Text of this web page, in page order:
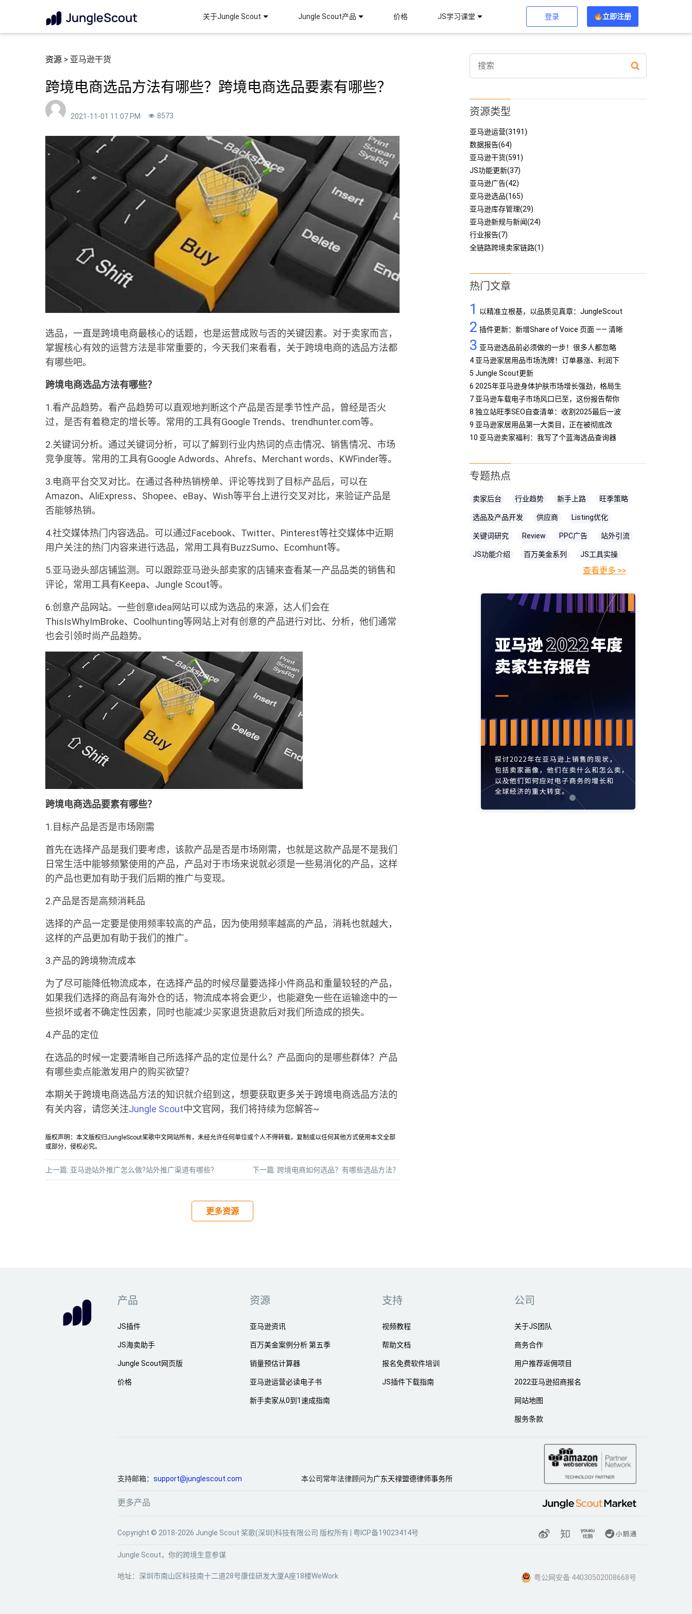
关于Jungle Scout Jungle Scout产品 价格 JS学习课堂 登录 立即注册
资源 > 亚马逊干货
跨境电商选品方法有哪些？跨境电商选品要素有哪些？
2021-11-01 11:07 PM 8573
选品，一直是跨境电商最核心的话题，也是运营成败与否的关键因素。对于卖家而言，
掌握核心有效的运营方法是非常重要的，今天我们来看看，关于跨境电商的选品方法都
有哪些吧。
跨境电商选品方法有哪些？
1.看产品趋势。看产品趋势可以直观地判断这个产品是否是季节性产品，曾经是否火
过，是否有着稳定的增长等。常用的工具有Google Trends、trendhunter.com等。
2.关键词分析。通过关键词分析，可以了解到行业内热词的点击情况、销售情况、市场
竞争度等。常用的工具有Google Adwords、Ahrefs、Merchant words、KWFinder等。
3.电商平台交叉对比。在通过各种热销榜单、评论等找到了目标产品后，可以在
Amazon、AliExpress、Shopee、eBay、Wish等平台上进行交叉对比，来验证产品是
否能够热销。
4.社交媒体热门内容选品。可以通过Facebook、Twitter、Pinterest等社交媒体中近期
用户关注的热门内容来进行选品，常用工具有BuzzSumo、Ecomhunt等。
5.亚马逊头部店铺监测。可以跟踪亚马逊头部卖家的店铺来查看某一产品品类的销售和
评论，常用工具有Keepa、Jungle Scout等。
6.创意产品网站。一些创意idea网站可以成为选品的来源，达人们会在
ThisIsWhyImBroke、Coolhunting等网站上对有创意的产品进行对比、分析，他们通常
也会引领时尚产品趋势。
跨境电商选品要素有哪些？
1.目标产品是否是市场刚需
首先在选择产品是我们要考虑，该款产品是否是市场刚需，也就是这款产品是不是我们
日常生活中能够频繁使用的产品，产品对于市场来说就必须是一些易消化的产品，这样
的产品也更加有助于我们后期的推广与变现。
2.产品是否是高频消耗品
选择的产品一定要是使用频率较高的产品，因为使用频率越高的产品，消耗也就越大，
这样的产品更加有助于我们的推广。
3.产品的跨境物流成本
为了尽可能降低物流成本，在选择产品的时候尽量要选择小件商品和重量较轻的产品，
如果我们选择的商品有海外仓的话，物流成本将会更少，也能避免一些在运输途中的一
些损坏或者不确定性因素，同时也能减少买家退货退款后对我们所造成的损失。
4.产品的定位
在选品的时候一定要清晰自己所选择产品的定位是什么？产品面向的是哪些群体？产品
有哪些卖点能激发用户的购买欲望？
本期关于跨境电商选品方法的知识就介绍到这，想要获取更多关于跨境电商选品方法的
有关内容，请您关注Jungle Scout中文官网，我们将持续为您解答~
版权声明：本文版权归JungleScout桨歌中文网站所有，未经允许任何单位或个人不得转载，复制或以任何其他方式使用本文全部
或部分，侵权必究。
上一篇: 亚马逊站外推广怎么做?站外推广渠道有哪些? 下一篇: 跨境电商如何选品？有哪些选品方法？
更多资源
资源类型
亚马逊运营(3191)
数据报告(64)
亚马逊干货(591)
JS功能更新(37)
亚马逊广告(42)
亚马逊选品(165)
亚马逊库存管理(29)
亚马逊新规与新闻(24)
行业报告(7)
全链路跨境卖家链路(1)
热门文章
1
以精准立根基，以品质见真章：JungleScout
定义亚马逊工具专业标杆
2 插件更新：新增Share of Voice 页面 —— 清晰
呈现品牌竞争格局
3 亚马逊选品前必须做的一步！很多人都忽略
了…
4 亚马逊家居用品市场洗牌！订单暴涨、利润下
5 Jungle Scout更新
6 2025年亚马逊身体护肤市场增长强劲，格局生
7 亚马逊车载电子市场风口已至，这份报告帮你
抢占先机
8 独立站旺季SEO自查清单：收割2025最后一波
9 亚马逊家居用品第一大类目，正在被彻底改
10 亚马逊卖家福利：我写了个蓝海选品查询器
专题热点
卖家后台 行业趋势 新手上路 旺季策略
选品及产品开发 供应商 Listing优化
关键词研究 Review PPC广告 站外引流
JS功能介绍 百万美金系列 JS工具实操
亚马逊直播
cpc广告 亚马逊物流
亚马逊精铺
亚马逊变体 亚马逊主图 亚马逊账号
亚马逊流量 亚马逊库存 亚马逊跟卖
亚马逊瑞典站
亚马逊品牌备案 亚马逊运营直播
亚马逊优惠券 亚马逊ASIN listing优化
亚马逊主题 差评 亚马逊排名 关键词
listing 爆款最新
查看更多 >>
产品
JS插件
JS海卖助手
Jungle Scout网页版
价格
资源
亚马逊资讯
百万美金案例分析 第五季
销量预估计算器
亚马逊运营必读电子书
新手卖家从0到1速成指南
支持
视频教程
帮助文档
报名免费软件培训
JS插件下载指南
公司
关于JS团队
商务合作
用户推荐返佣项目
2022亚马逊招商报名
网站地图
服务条款
支持邮箱： support@junglescout.com 本公司常年法律顾问为广东天禄盟德律师事务所
更多产品
Copyright © 2018-2026 Jungle Scout 桨歌(深圳)科技有限公司 版权所有 | 粤ICP备19023414号
Jungle Scout，你的跨境生意参谋
地址：深圳市南山区科技南十二道28号康佳研发大厦A座18楼WeWork 粤公网安备 44030502008668号